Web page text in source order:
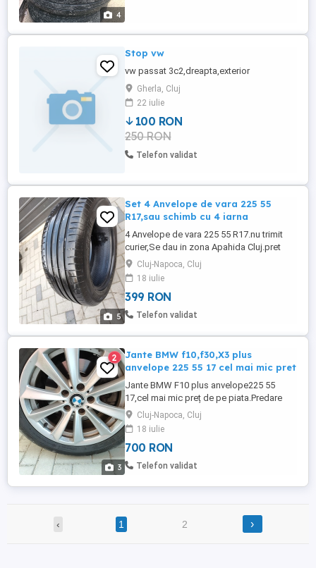
4
Stop vw
vw passat 3c2,dreapta,exterior
Gherla, Cluj
22 iulie
100 RON
250 RON
Telefon validat
5
Set 4 Anvelope de vara 225 55
R17,sau schimb cu 4 iarna
4 Anvelope de vara 225 55 R17.nu trimit
curier,Se dau in zona Apahida Cluj.pret
500 fix.stare f buna sau schimb cu unele
de iarna
Cluj-Napoca, Cluj
18 iulie
399 RON
Telefon validat
3
2
Jante BMW f10,f30,X3 plus
anvelope 225 55 17 cel mai mic pret
Jante BMW F10 plus anvelope225 55
17,cel mai mic preț de pe piata.Predare
personala in Apahida sau Cluj.Nu trimit
prin curier.Le dau pentru că am vândut
mașina și nu le mai folosesc.
Cluj-Napoca, Cluj
18 iulie
700 RON
Telefon validat
‹ 1 2 ›